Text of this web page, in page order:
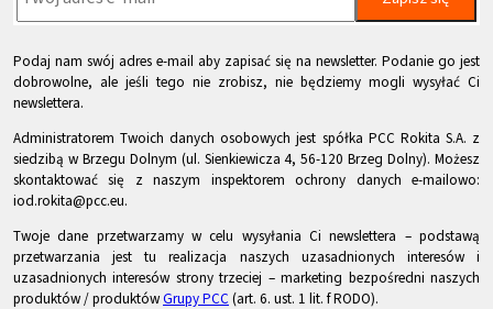
Podaj nam swój adres e-mail aby zapisać się na newsletter. Podanie go jest
dobrowolne, ale jeśli tego nie zrobisz, nie będziemy mogli wysyłać Ci
newslettera.
Administratorem Twoich danych osobowych jest spółka PCC Rokita S.A. z
siedzibą w Brzegu Dolnym (ul. Sienkiewicza 4, 56-120 Brzeg Dolny). Możesz
skontaktować się z naszym inspektorem ochrony danych e-mailowo:
iod.rokita@pcc.eu.
Twoje dane przetwarzamy w celu wysyłania Ci newslettera – podstawą
przetwarzania jest tu realizacja naszych uzasadnionych interesów i
uzasadnionych interesów strony trzeciej – marketing bezpośredni naszych
produktów / produktówGrupy PCC (art. 6. ust. 1 lit. f RODO).